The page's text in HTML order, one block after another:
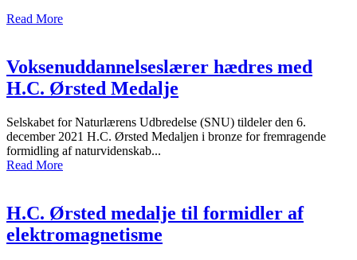
Read More
Voksenuddannelseslærer hædres med
H.C. Ørsted Medalje
Selskabet for Naturlærens Udbredelse (SNU) tildeler den 6.
december 2021 H.C. Ørsted Medaljen i bronze for fremragende
formidling af naturvidenskab...
Read More
H.C. Ørsted medalje til formidler af
elektromagnetisme